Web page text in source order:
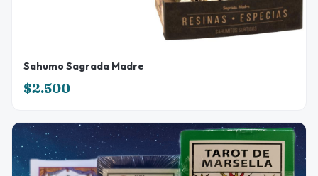
Sahumo Sagrada Madre
$2.500